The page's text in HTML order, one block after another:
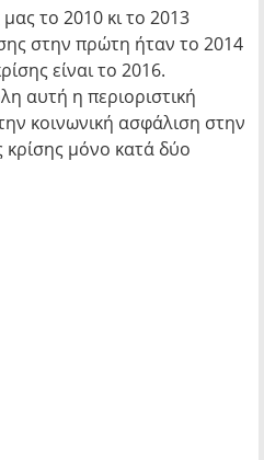
το 2010 κι το 2013
στην πρώτη ήταν το 2014
είναι το 2016.
αυτή η περιοριστική
κοινωνική ασφάλιση στην
κρίσης μόνο κατά δύο